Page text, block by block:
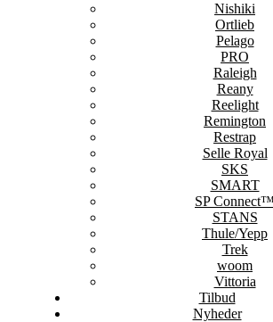
Nishiki
Ortlieb
Pelago
PRO
Raleigh
Reany
Reelight
Remington
Restrap
Selle Royal
SKS
SMART
SP Connect™
STANS
Thule/Yepp
Trek
woom
Vittoria
Tilbud
Nyheder